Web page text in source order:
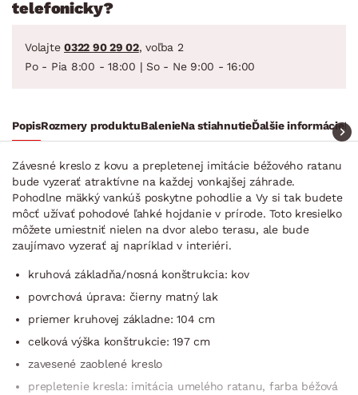
telefonicky?
Volajte 0322 90 29 02, voľba 2
Po - Pia 8:00 - 18:00 | So - Ne 9:00 - 16:00
PopisRozmery produktuBalenieNa stiahnutieĎalšie informácie
Závesné kreslo z kovu a prepletenej imitácie béžového ratanu
bude vyzerať atraktívne na každej vonkajšej záhrade.
Pohodlne mäkký vankúš poskytne pohodlie a Vy si tak budete
môcť užívať pohodové ľahké hojdanie v prírode. Toto kresielko
môžete umiestniť nielen na dvor alebo terasu, ale bude
zaujímavo vyzerať aj napríklad v interiéri.
kruhová základňa/nosná konštrukcia: kov
povrchová úprava: čierny matný lak
priemer kruhovej základne: 104 cm
celková výška konštrukcie: 197 cm
zavesené zaoblené kreslo
prepletenie kresla: imitácia umelého ratanu, farba béžová